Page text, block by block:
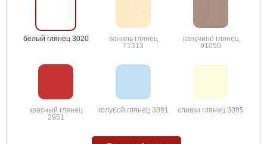
белый глянец 3020
ваниль глянец
T1313
капучино глянец
91050
красный глянец
2951
голубой глянец 3081 сливки глянец 3085